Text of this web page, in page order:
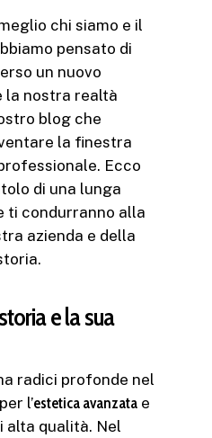
chi siamo e il
pensato di
un nuovo
la nostra realtà
blog che
la finestra
Ecco
di una lunga
ti condurranno alla
azienda e della
e la sua
radici profonde nel
l’estetica avanzata e
alta qualità. Nel